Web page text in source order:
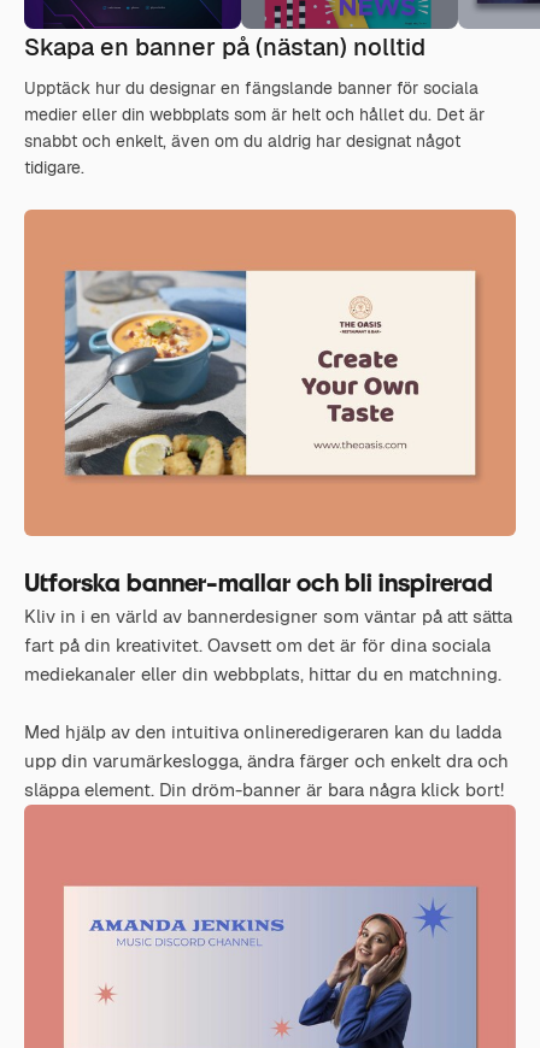
Skapa en banner på (nästan) nolltid
Upptäck hur du designar en fängslande banner för sociala
medier eller din webbplats som är helt och hållet du. Det är
snabbt och enkelt, även om du aldrig har designat något
tidigare.
Utforska banner-mallar och bli inspirerad
Kliv in i en värld av bannerdesigner som väntar på att sätta
fart på din kreativitet. Oavsett om det är för dina sociala
mediekanaler eller din webbplats, hittar du en matchning.
Med hjälp av den intuitiva onlineredigeraren kan du ladda
upp din varumärkeslogga, ändra färger och enkelt dra och
släppa element. Din dröm-banner är bara några klick bort!